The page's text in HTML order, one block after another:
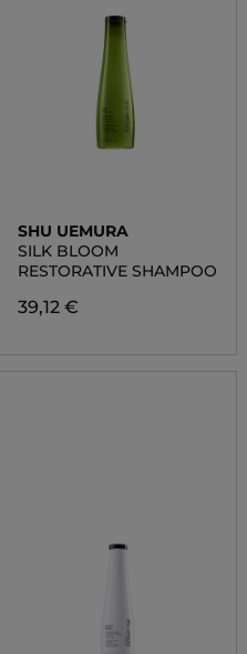
SHU UEMURA
SILK BLOOM
RESTORATIVE SHAMPOO
39,12 €